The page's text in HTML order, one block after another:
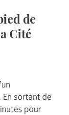
de
Cité
sortant de
pour